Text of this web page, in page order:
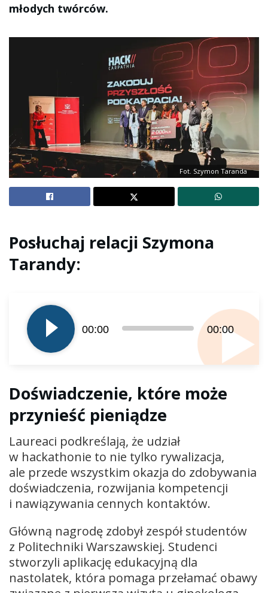
młodych twórców.
Fot. Szymon Taranda
Posłuchaj relacji Szymona
Tarandy:
plików
dźwiękowych
00:00 00:00
Doświadczenie, które może
przynieść pieniądze
Laureaci podkreślają, że udział
w hackathonie to nie tylko rywalizacja,
ale przede wszystkim okazja do zdobywania
doświadczenia, rozwijania kompetencji
i nawiązywania cennych kontaktów.
Główną nagrodę zdobył zespół studentów
z Politechniki Warszawskiej. Studenci
stworzyli aplikację edukacyjną dla
nastolatek, która pomaga przełamać obawy